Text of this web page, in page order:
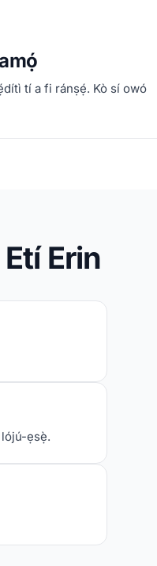
tí a fi ránṣẹ́. Kò sí owó
Erin
ẹsẹ̀.